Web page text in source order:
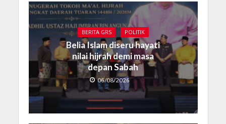
BERITA GRS POLITIK
Belia Islam diseru hayati
nilai hijrah demi masa
depan Sabah
06/08/2026